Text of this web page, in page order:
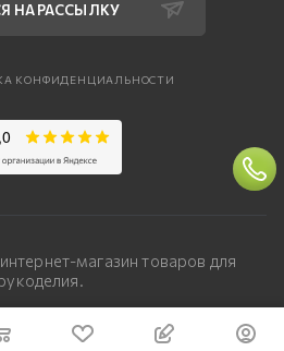
НА РАССЫЛКУ
КОНФИДЕНЦИАЛЬНОСТИ
магазин товаров для
сайта — «Четвертый Рим»